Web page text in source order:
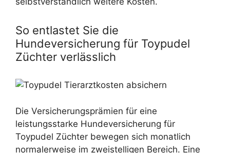
So entlastet Sie die
Hundeversicherung für Toypudel
Züchter verlässlich
Die Versicherungsprämien für eine
leistungsstarke Hundeversicherung für
Toypudel Züchter bewegen sich monatlich
normalerweise im zweistelligen Bereich. Eine